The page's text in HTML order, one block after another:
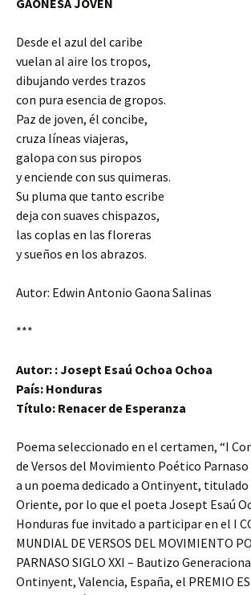
GAONESA JOVEN
Desde el azul del caribe
vuelan al aire los tropos,
dibujando verdes trazos
con pura esencia de gropos.
Paz de joven, él concibe,
cruza líneas viajeras,
galopa con sus piropos
y enciende con sus quimeras.
Su pluma que tanto escribe
deja con suaves chispazos,
las coplas en las floreras
y sueños en los abrazos.
Autor: Edwin Antonio Gaona Salinas
***
Autor: : Josept Esaú Ochoa Ochoa
País: Honduras
Título: Renacer de Esperanza
Poema seleccionado en el certamen, “I
de Versos del Movimiento Poético Parnaso
a un poema dedicado a Ontinyent, titulado
Oriente, por lo que el poeta Josept Esaú
Honduras fue invitado a participar en el I
MUNDIAL DE VERSOS DEL MOVIMIENTO
PARNASO SIGLO XXI – Bautizo
Ontinyent, Valencia, España, el PREMIO